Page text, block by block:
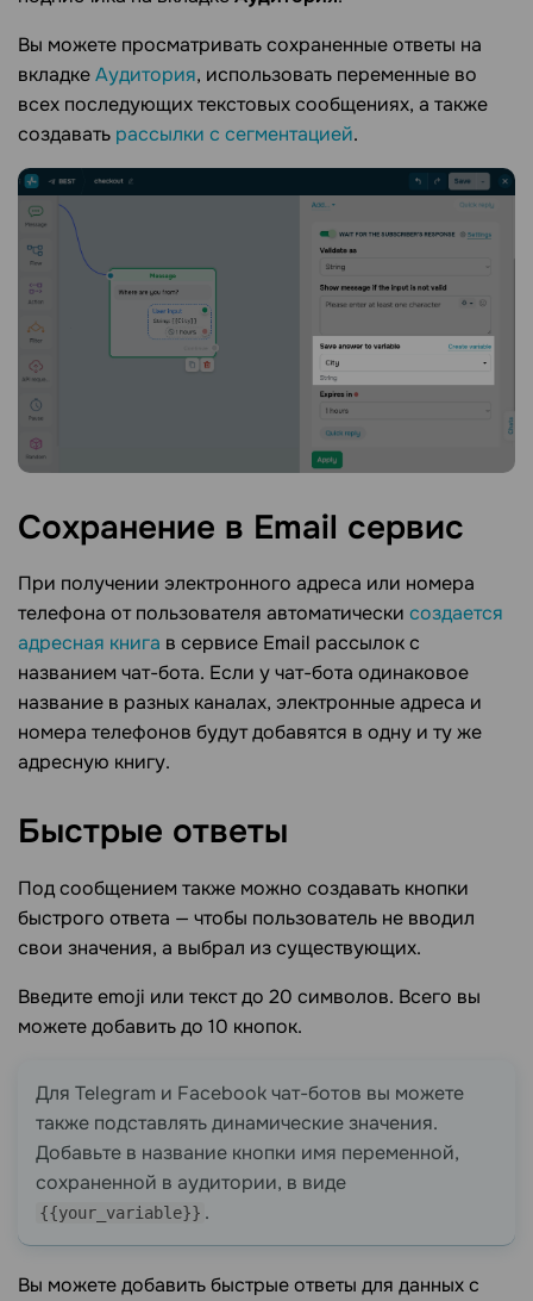
Вы можете просматривать сохраненные ответы на
вкладкеАудитория, использовать переменные во
всех последующих текстовых сообщениях, а также
создавать рассылки с сегментацией.
Сохранение в Email сервис
При получении электронного адреса или номера
телефона от пользователя автоматически создается
адресная книга в сервисе Email рассылок с
названием чат-бота. Если у чат-бота одинаковое
название в разных каналах, электронные адреса и
номера телефонов будут добавятся в одну и ту же
адресную книгу.
Быстрые ответы
Под сообщением также можно создавать кнопки
быстрого ответа — чтобы пользователь не вводил
свои значения, а выбрал из существующих.
Введите emoji или текст до 20 символов. Всего вы
можете добавить до 10 кнопок.
Для Telegram и Facebook чат-ботов вы можете
также подставлять динамические значения.
Добавьте в название кнопки имя переменной,
сохраненной в аудитории, в виде
{{your_variable}} .
Вы можете добавить быстрые ответы для данных с